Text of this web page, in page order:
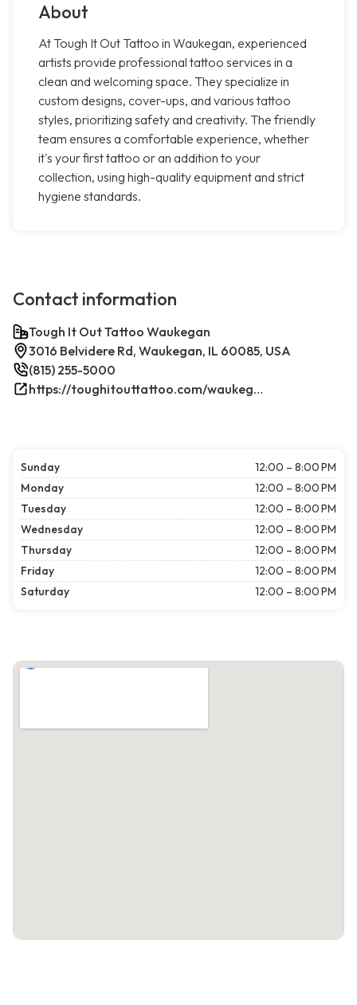
About
At Tough It Out Tattoo in Waukegan, experienced
artists provide professional tattoo services in a
clean and welcoming space. They specialize in
custom designs, cover-ups, and various tattoo
styles, prioritizing safety and creativity. The friendly
team ensures a comfortable experience, whether
it's your first tattoo or an addition to your
collection, using high-quality equipment and strict
hygiene standards.
Contact information
Tough It Out Tattoo Waukegan
3016 Belvidere Rd, Waukegan, IL 60085, USA
(815) 255-5000
https://toughitouttattoo.com/waukegan/
Sunday
12:00 – 8:00 PM
Monday
12:00 – 8:00 PM
Tuesday
12:00 – 8:00 PM
Wednesday
12:00 – 8:00 PM
Thursday
12:00 – 8:00 PM
Friday
12:00 – 8:00 PM
Saturday
12:00 – 8:00 PM